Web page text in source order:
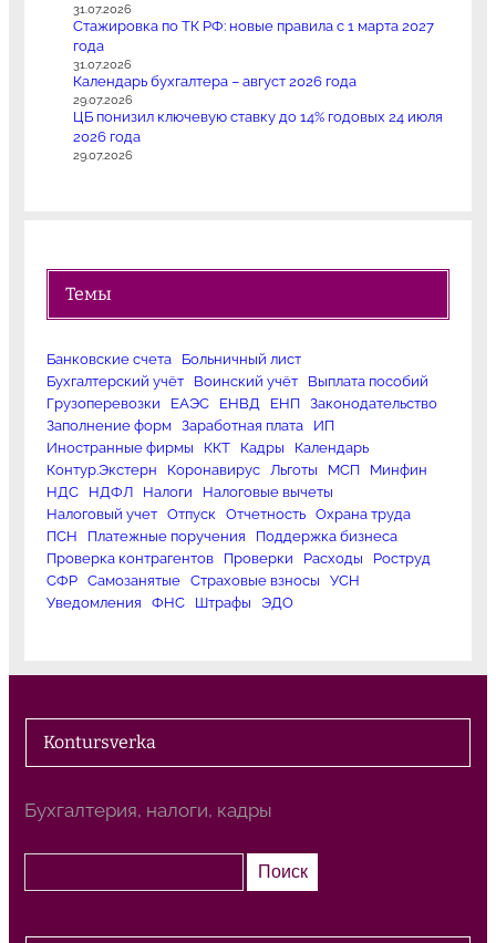
31.07.2026
Стажировка по ТК РФ: новые правила с 1 марта 2027
года
31.07.2026
Календарь бухгалтера – август 2026 года
29.07.2026
ЦБ понизил ключевую ставку до 14% годовых 24 июля
2026 года
29.07.2026
Темы
Банковские счета
Больничный лист
Бухгалтерский учёт
Воинский учёт
Выплата пособий
Грузоперевозки
ЕАЭС ЕНВД ЕНП
Законодательство
Заполнение форм
Заработная плата
ИП
Иностранные фирмы
ККТ Кадры
Календарь
Контур.Экстерн
Коронавирус Льготы МСП
Минфин
НДС
НДФЛ Налоги
Налоговые вычеты
Налоговый учет
Отпуск Отчетность
Охрана труда
ПСН
Платежные поручения
Поддержка бизнеса
Проверка контрагентов
Проверки Расходы
Роструд
СФР
Самозанятые Страховые взносы
УСН
Уведомления
ФНС Штрафы ЭДО
Kontursverka
Бухгалтерия, налоги, кадры
о
Поиск